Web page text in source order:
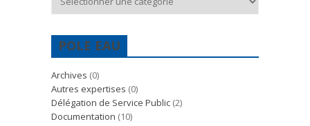
POLE EAU
Archives (0)
Autres expertises (0)
Délégation de Service Public (2)
Documentation (10)